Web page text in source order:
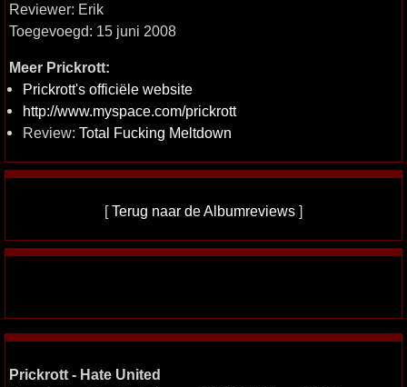
Reviewer: Erik
Toegevoegd: 15 juni 2008
Meer Prickrott:
Prickrott's officiële website
http://www.myspace.com/prickrott
Review: Total Fucking Meltdown
[Terug naar de Albumreviews ]
Prickrott - Hate United